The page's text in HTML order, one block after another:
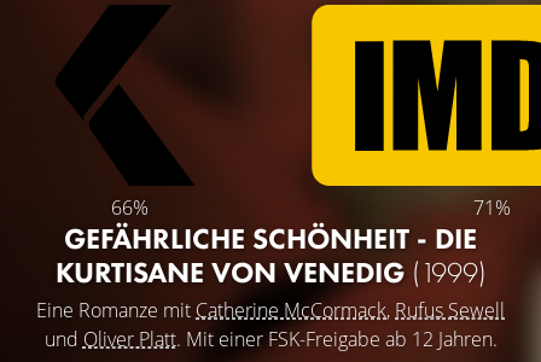
66% 71%
GEFÄHRLICHE SCHÖNHEIT - DIE
KURTISANE VON VENEDIG (1999)
Eine Romanze mit Catherine McCormack, Rufus Sewell
und Oliver Platt. Mit einer FSK-Freigabe ab 12 Jahren.